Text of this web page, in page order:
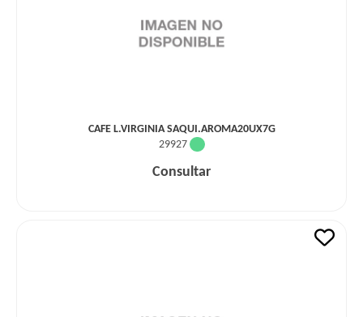
CAFE L.VIRGINIA SAQUI.AROMA20UX7G
29927
Consultar